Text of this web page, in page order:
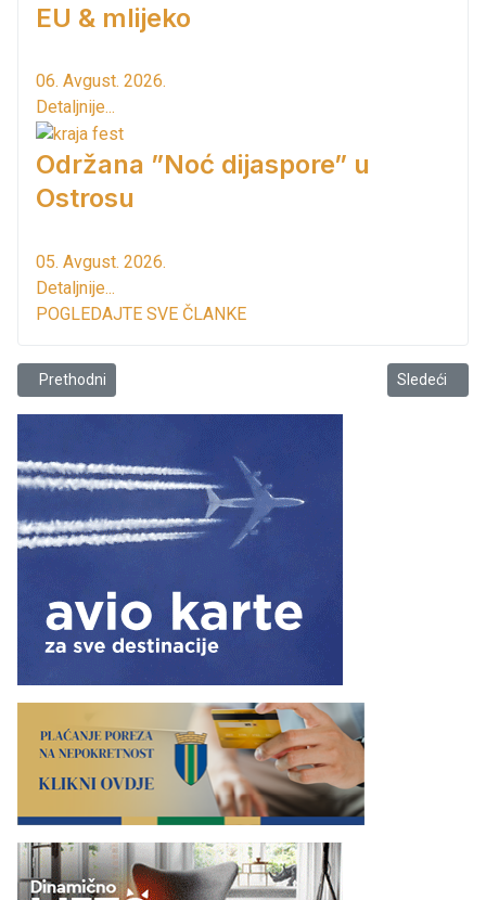
EU & mlijeko
06. Avgust. 2026.
Detaljnije...
Održana ”Noć dijaspore” u
Ostrosu
05. Avgust. 2026.
Detaljnije...
POGLEDAJTE SVE ČLANKE
Prethodni članak: Novo u Baru!
Prethodni Sledeći
Sledeći